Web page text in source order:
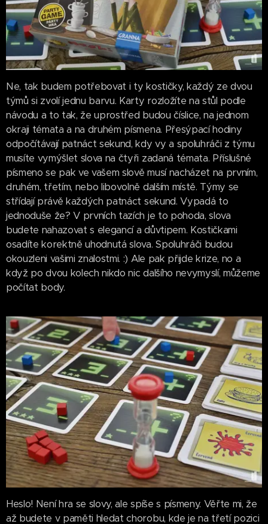
Ne, tak budem potřebovat i ty kostičky, každý ze dvou
týmů si zvolí jednu barvu. Karty rozložíte na stůl podle
návodu a to tak, že uprostřed budou číslice, na jednom
okraji témata a na druhém písmena. Přesýpací hodiny
odpočítávají patnáct sekund, kdy vy a spoluhráči z týmu
musíte vymýšlet slova na čtyři zadaná témata. Příslušné
písmeno se pak ve vašem slově musí nacházet na prvním,
druhém, třetím, nebo libovolně dalším místě. Týmy se
střídají právě každých patnáct sekund. Vypadá to
jednoduše že? V prvních tazích je to pohoda, slova
budete nahazovat s elegancí a důvtipem. Kostičkami
osadíte korektně uhodnutá slova. Spoluhráči budou
okouzleni vašimi znalostmi. :) Ale pak přijde krize, no a
když po dvou kolech nikdo nic dalšího nevymyslí, můžeme
počítat body.
Heslo! Není hra se slovy, ale spíše s písmeny. Věřte mi, že
až budete v paměti hledat chorobu, kde je na třetí pozici